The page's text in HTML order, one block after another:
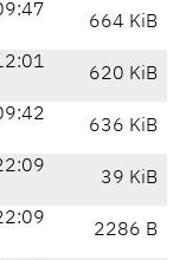
664 KiB
620 KiB
636 KiB
39 KiB
2286 B